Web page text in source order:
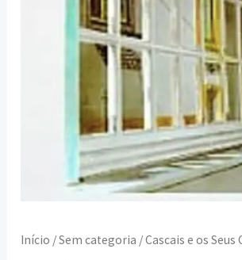
Início /Sem categoria / Cascais e os